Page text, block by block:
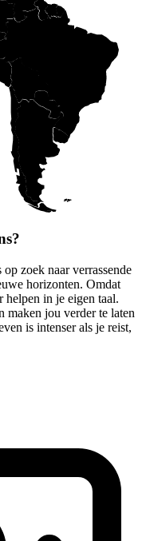
zoek naar verrassende
horizonten. Omdat
helpen in je eigen taal.
maken jou verder te laten
is intenser als je reist,